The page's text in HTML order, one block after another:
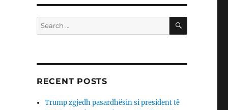
Search
for:
SEARCH
RECENT POSTS
Trump zgjedh pasardhësin si president të